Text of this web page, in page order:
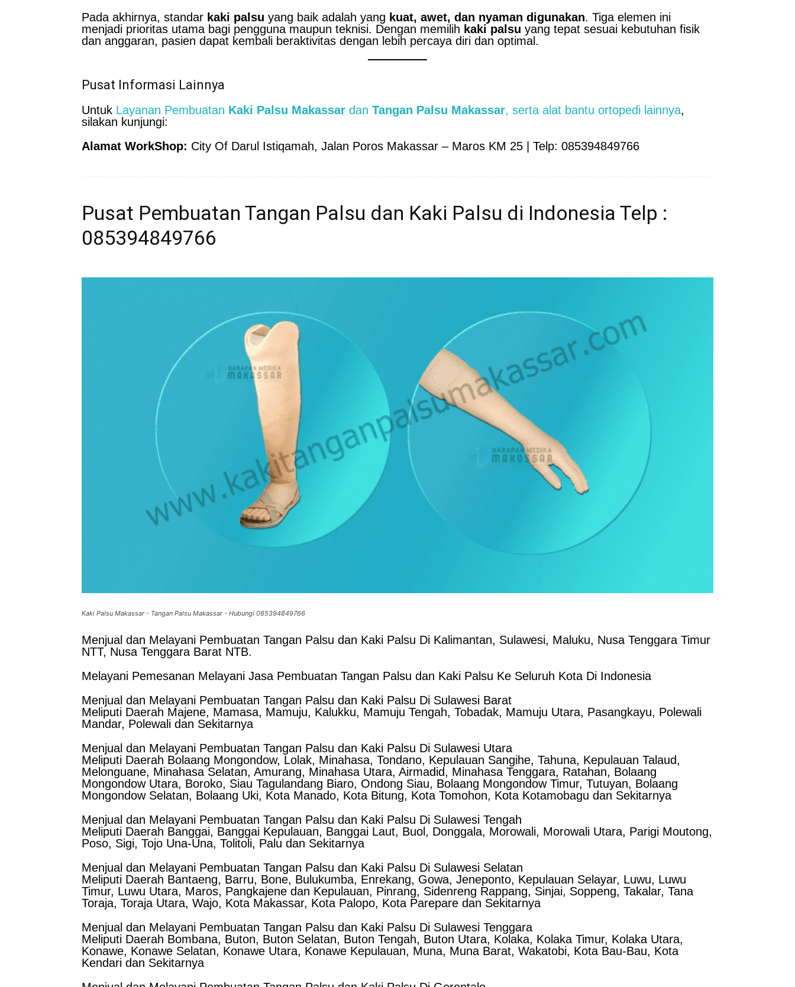
Pada akhirnya, standar kaki palsu yang baik adalah yang kuat, awet, dan nyaman digunakan. Tiga elemen ini
menjadi prioritas utama bagi pengguna maupun teknisi. Dengan memilih kaki palsu yang tepat sesuai kebutuhan fisik
dan anggaran, pasien dapat kembali beraktivitas dengan lebih percaya diri dan optimal.
Pusat Informasi Lainnya
Untuk Layanan Pembuatan Kaki Palsu Makassar dan Tangan Palsu Makassar, serta alat bantu ortopedi lainnya,
silakan kunjungi:
Alamat WorkShop: City Of Darul Istiqamah, Jalan Poros Makassar – Maros KM 25 | Telp: 085394849766
Pusat Pembuatan Tangan Palsu dan Kaki Palsu di Indonesia Telp :
085394849766
Kaki Palsu Makassar - Tangan Palsu Makassar - Hubungi 085394849766
Menjual dan Melayani Pembuatan Tangan Palsu dan Kaki Palsu Di Kalimantan, Sulawesi, Maluku, Nusa Tenggara Timur
NTT, Nusa Tenggara Barat NTB.
Melayani Pemesanan Melayani Jasa Pembuatan Tangan Palsu dan Kaki Palsu Ke Seluruh Kota Di Indonesia
Menjual dan Melayani Pembuatan Tangan Palsu dan Kaki Palsu Di Sulawesi Barat
Meliputi Daerah Majene, Mamasa, Mamuju, Kalukku, Mamuju Tengah, Tobadak, Mamuju Utara, Pasangkayu, Polewali
Mandar, Polewali dan Sekitarnya
Menjual dan Melayani Pembuatan Tangan Palsu dan Kaki Palsu Di Sulawesi Utara
Meliputi Daerah Bolaang Mongondow, Lolak, Minahasa, Tondano, Kepulauan Sangihe, Tahuna, Kepulauan Talaud,
Melonguane, Minahasa Selatan, Amurang, Minahasa Utara, Airmadid, Minahasa Tenggara, Ratahan, Bolaang
Mongondow Utara, Boroko, Siau Tagulandang Biaro, Ondong Siau, Bolaang Mongondow Timur, Tutuyan, Bolaang
Mongondow Selatan, Bolaang Uki, Kota Manado, Kota Bitung, Kota Tomohon, Kota Kotamobagu dan Sekitarnya
Menjual dan Melayani Pembuatan Tangan Palsu dan Kaki Palsu Di Sulawesi Tengah
Meliputi Daerah Banggai, Banggai Kepulauan, Banggai Laut, Buol, Donggala, Morowali, Morowali Utara, Parigi Moutong,
Poso, Sigi, Tojo Una-Una, Tolitoli, Palu dan Sekitarnya
Menjual dan Melayani Pembuatan Tangan Palsu dan Kaki Palsu Di Sulawesi Selatan
Meliputi Daerah Bantaeng, Barru, Bone, Bulukumba, Enrekang, Gowa, Jeneponto, Kepulauan Selayar, Luwu, Luwu
Timur, Luwu Utara, Maros, Pangkajene dan Kepulauan, Pinrang, Sidenreng Rappang, Sinjai, Soppeng, Takalar, Tana
Toraja, Toraja Utara, Wajo, Kota Makassar, Kota Palopo, Kota Parepare dan Sekitarnya
Menjual dan Melayani Pembuatan Tangan Palsu dan Kaki Palsu Di Sulawesi Tenggara
Meliputi Daerah Bombana, Buton, Buton Selatan, Buton Tengah, Buton Utara, Kolaka, Kolaka Timur, Kolaka Utara,
Konawe, Konawe Selatan, Konawe Utara, Konawe Kepulauan, Muna, Muna Barat, Wakatobi, Kota Bau-Bau, Kota
Kendari dan Sekitarnya